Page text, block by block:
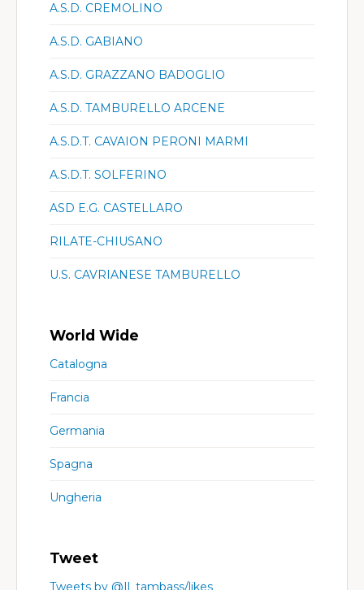
A.S.D. CREMOLINO
A.S.D. GABIANO
A.S.D. GRAZZANO BADOGLIO
A.S.D. TAMBURELLO ARCENE
A.S.D.T. CAVAION PERONI MARMI
A.S.D.T. SOLFERINO
ASD E.G. CASTELLARO
RILATE-CHIUSANO
U.S. CAVRIANESE TAMBURELLO
World Wide
Catalogna
Francia
Germania
Spagna
Ungheria
Tweet
Tweets by @Il_tambass/likes